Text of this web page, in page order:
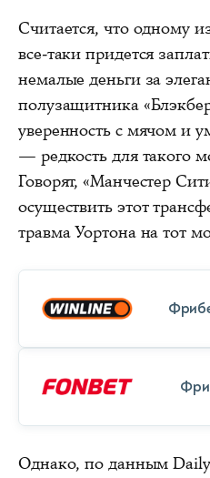
Считается, что одному
все-таки придется
немалые деньги за
полузащитника
уверенность с мячом и
— редкость для такого
Говорят, «Манчестер
осуществить этот
травма Уортона на тот
Однако, по данным Daily